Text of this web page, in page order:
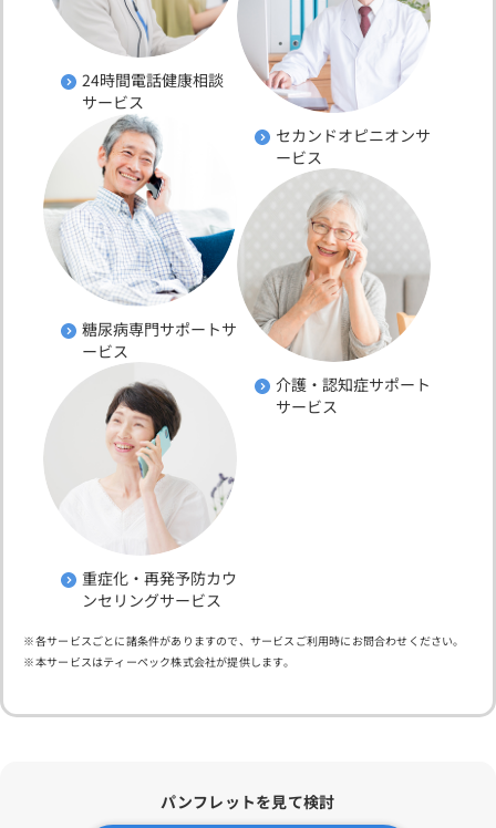
24時間電話健康相談
サービス
セカンドオピニオンサ
ービス
糖尿病専門サポートサ
ービス
介護・認知症サポート
サービス
重症化・再発予防カウ
ンセリングサービス
各サービスごとに諸条件がありますので、サービスご利用時にお問合わせください。
本サービスはティーペック株式会社が提供します。
パンフレットを見て検討